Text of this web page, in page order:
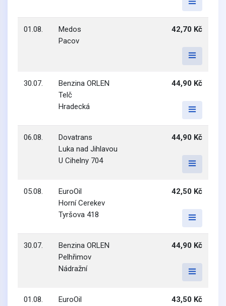
01.08.
Medos
Pacov
42,70 Kč
30.07.
Benzina ORLEN
Telč
Hradecká
44,90 Kč
06.08.
Dovatrans
Luka nad Jihlavou
U Cihelny 704
44,90 Kč
05.08.
EuroOil
Horní Cerekev
Tyršova 418
42,50 Kč
30.07.
Benzina ORLEN
Pelhřimov
Nádražní
44,90 Kč
01.08.
EuroOil
43,50 Kč